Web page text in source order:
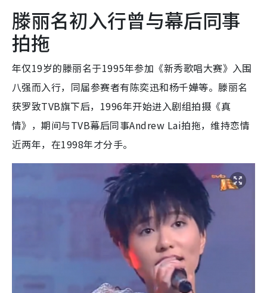
滕丽名初入行曾与幕后同事
拍拖
年仅19岁的滕丽名于1995年参加《新秀歌唱大赛》入围
八强而入行，同届参赛者有陈奕迅和杨千嬅等。滕丽名
获罗致TVB旗下后，1996年开始进入剧组拍摄《真
情》，期间与TVB幕后同事Andrew Lai拍拖，维持恋情
近两年，在1998年才分手。